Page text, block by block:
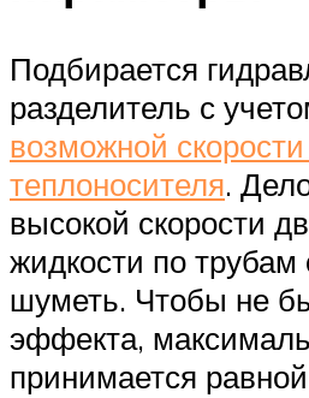
Подбирается
разделитель с
возможной
теплоносителя.
высокой скорости
жидкости по трубам
шуметь. Чтобы не
эффекта,
принимается